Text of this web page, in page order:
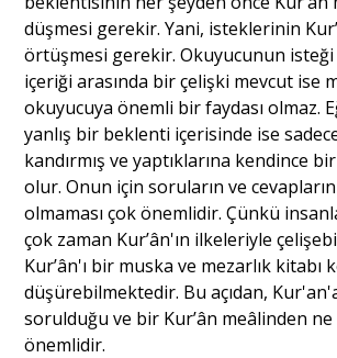
düşmesi gerekir. Yani, isteklerinin
örtüşmesi gerekir. Okuyucunun isteği
içeriği arasında bir çelişki mevcut ise
okuyucuya önemli bir faydası olmaz.
yanlış bir beklenti içerisinde ise
kandırmış ve yaptıklarına kendince
olur. Onun için soruların ve
olmaması çok önemlidir. Çünkü
çok zaman Kur’ân'ın ilkeleriyle
Kur’ân'ı bir muska ve mezarlık kitabı
düşürebilmektedir. Bu açıdan,
sorulduğu ve bir Kur’ân meâlinden
önemlidir.